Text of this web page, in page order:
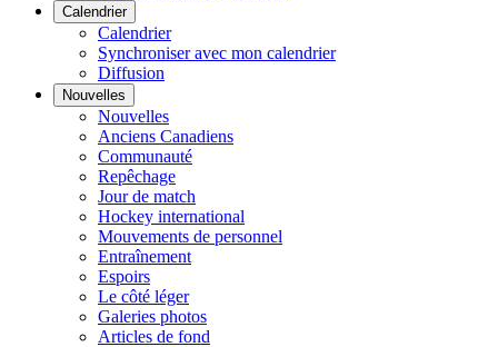
Calendrier
Calendrier
Synchroniser avec mon calendrier
Diffusion
Nouvelles
Nouvelles
Anciens Canadiens
Communauté
Repêchage
Jour de match
Hockey international
Mouvements de personnel
Entraînement
Espoirs
Le côté léger
Galeries photos
Articles de fond